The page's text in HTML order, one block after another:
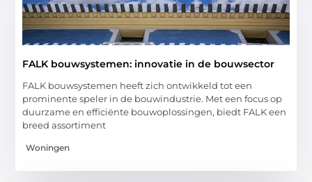
FALK bouwsystemen: innovatie in de bouwsector
FALK bouwsystemen heeft zich ontwikkeld tot een
prominente speler in de bouwindustrie. Met een focus op
duurzame en efficiënte bouwoplossingen, biedt FALK een
breed assortiment
Woningen